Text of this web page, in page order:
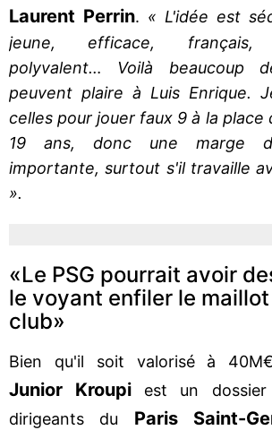
Laurent Perrin. « L'idée est
jeune, efficace, français,
polyvalent… Voilà beaucoup
peuvent plaire à Luis Enrique.
celles pour jouer faux 9 à la place
19 ans, donc une marge
importante, surtout s'il travaille
».
«Le PSG pourrait avoir
le voyant enfiler le
club»
Bien qu'il soit valorisé à
Junior Kroupi
est un
dirigeants du Paris Saint-